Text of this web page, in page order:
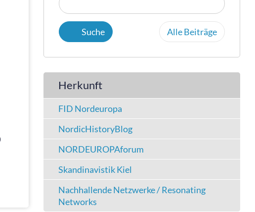
Alle Beiträge
Herkunft
FID Nordeuropa
NordicHistoryBlog
NORDEUROPAforum
Skandinavistik Kiel
Nachhallende Netzwerke / Resonating
Networks